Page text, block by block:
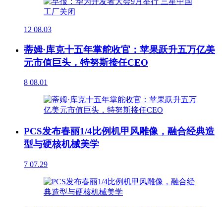
12 08.03
蒂姆·库克十五年掌舵收官：苹果跃升五万亿美
元市值巨头，特努斯接任CEO
8 08.01
PCS发布春丽1/4比例机甲风雕像，融合经典造
型与硬核机械美学
7 07.29